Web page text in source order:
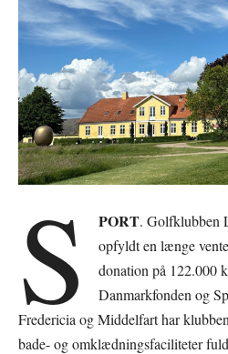
S PORT. Golfklubben
opfyldt en længe
donation på 122.000
Danmarkfonden og
Fredericia og Middelfart har
bade- og omklædningsfaciliteter